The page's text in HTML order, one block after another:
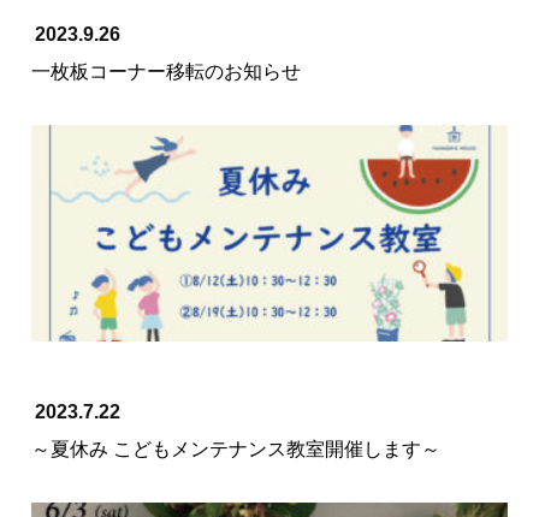
2023.9.26
一枚板コーナー移転のお知らせ
2023.7.22
～夏休み こどもメンテナンス教室開催します～